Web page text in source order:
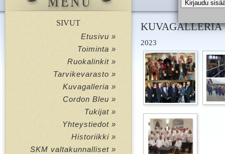
SIVUT
Etusivu »
Toiminta »
Ruokalinkit »
Tarvikevarasto »
Kuvagalleria »
Cordon Bleu »
Tukijat »
Yhteystiedot »
Historiikki »
SKM valtakunnalliset »
KUVAGALLERIA
2023